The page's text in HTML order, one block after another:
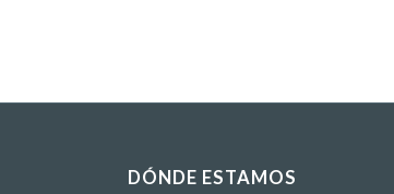
DÓNDE ESTAMOS